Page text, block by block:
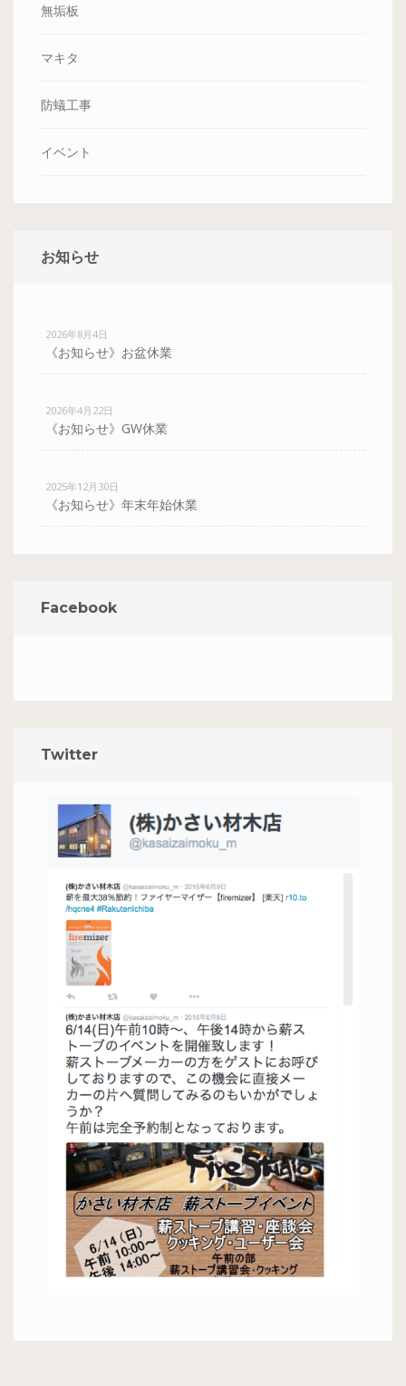
無垢板
マキタ
防蟻工事
イベント
お知らせ
2026年8月4日
《お知らせ》お盆休業
2026年4月22日
《お知らせ》GW休業
2025年12月30日
《お知らせ》年末年始休業
Facebook
Twitter